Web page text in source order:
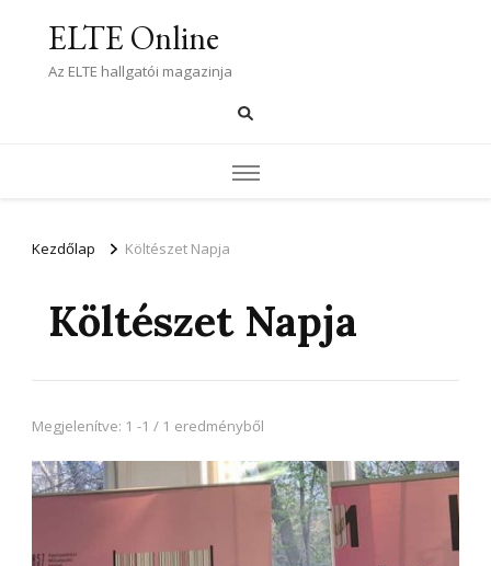
ELTE Online
Az ELTE hallgatói magazinja
Kezdőlap Költészet Napja
Költészet Napja
Megjelenítve: 1 -1 / 1 eredményből